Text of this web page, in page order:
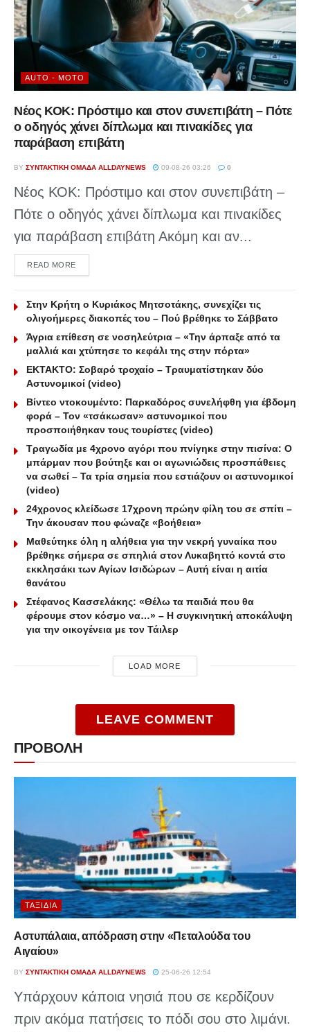
AUTO - MOTO
Νέος ΚΟΚ: Πρόστιμο και στον συνεπιβάτη – Πότε
ο οδηγός χάνει δίπλωμα και πινακίδες για
παράβαση επιβάτη
BY ΣΥΝΤΑΚΤΙΚΉ ΟΜΆΔΑ ALLDAYNEWS 09-08-26 03:26 0
Νέος ΚΟΚ: Πρόστιμο και στον συνεπιβάτη –
Πότε ο οδηγός χάνει δίπλωμα και πινακίδες
για παράβαση επιβάτη Ακόμη και αν...
READ MOREDETAILS
Στην Κρήτη ο Κυριάκος Μητσοτάκης, συνεχίζει τις
ολιγοήμερες διακοπές του – Πού βρέθηκε το Σάββατο
Άγρια επίθεση σε νοσηλεύτρια – «Την άρπαξε από τα
μαλλιά και χτύπησε το κεφάλι της στην πόρτα»
ΕΚΤΑΚΤΟ: Σοβαρό τροχαίο – Τραυματίστηκαν δύο
Αστυνομικοί (video)
Βίντεο ντοκουμέντο: Παρκαδόρος συνελήφθη για έβδομη
φορά – Τον «τσάκωσαν» αστυνομικοί που
προσποιήθηκαν τους τουρίστες (video)
Τραγωδία με 4χρονο αγόρι που πνίγηκε στην πισίνα: O
μπάρμαν που βούτηξε και οι αγωνιώδεις προσπάθειες
να σωθεί – Τα τρία σημεία που εστιάζουν οι αστυνομικοί
(video)
24χρονος κλείδωσε 17χρονη πρώην φίλη του σε σπίτι –
Την άκουσαν που φώναζε «βοήθεια»
Μαθεύτηκε όλη η αλήθεια για την νεκρή γυναίκα που
βρέθηκε σήμερα σε σπηλιά στον Λυκαβηττό κοντά στο
εκκλησάκι των Αγίων Ισιδώρων – Αυτή είναι η αιτία
θανάτου
Στέφανος Κασσελάκης: «Θέλω τα παιδιά που θα
φέρουμε στον κόσμο να…» – Η συγκινητική αποκάλυψη
για την οικογένεια με τον Τάιλερ
LOAD MORE
LEAVE COMMENT
ΠΡΟΒΟΛΗ
ΤΑΞΊΔΙΑ
Αστυπάλαια, απόδραση στην «Πεταλούδα του
Αιγαίου»
BY ΣΥΝΤΑΚΤΙΚΉ ΟΜΆΔΑ ALLDAYNEWS 25-06-26 12:54
Υπάρχουν κάποια νησιά που σε κερδίζουν
πριν ακόμα πατήσεις το πόδι σου στο λιμάνι.